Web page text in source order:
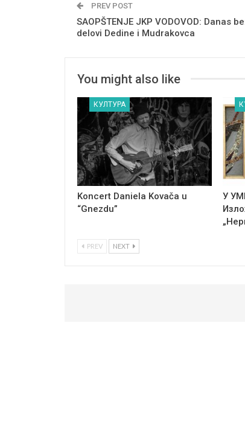
PREV POST
SAOPŠTENJE JKP VODOVOD: Danas
delovi Dedine i Mudrakovca
You might also like
КУЛТУРА
Koncert Daniela Kovača u
“Gnezdu”
У
PREV NEXT